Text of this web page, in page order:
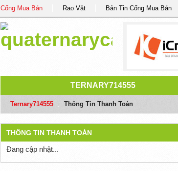
Cổng Mua Bán Rao Vặt Bản Tin Cổng Mua Bán
TERNARY714555
Ternary714555 Thông Tin Thanh Toán
THÔNG TIN THANH TOÁN
Đang cập nhật...